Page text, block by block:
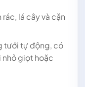
lá cây và cặn
tưới tự động, có
nhỏ giọt hoặc